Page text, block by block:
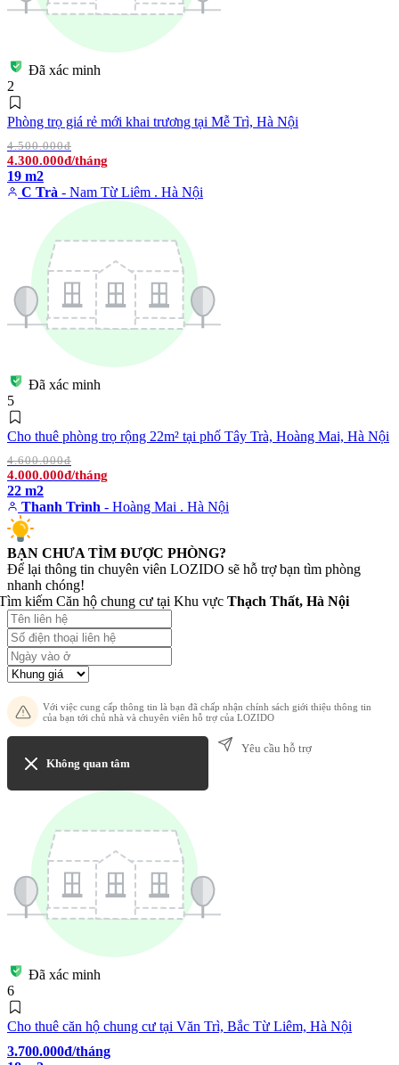
Đã xác minh
2
Phòng trọ giá rẻ mới khai trương tại Mễ Trì, Hà Nội
4.500.000đ
4.300.000đ/tháng
19 m2
C Trà - Nam Từ Liêm . Hà Nội
Đã xác minh
5
Cho thuê phòng trọ rộng 22m² tại phố Tây Trà, Hoàng Mai, Hà Nội
4.600.000đ
4.000.000đ/tháng
22 m2
Thanh Trình - Hoàng Mai . Hà Nội
BẠN CHƯA TÌM ĐƯỢC PHÒNG?
Để lại thông tin chuyên viên LOZIDO sẽ hỗ trợ bạn tìm phòng
nhanh chóng!
kiếm Căn hộ chung cư tại Khu vực Thạch Thất, Hà Nội
Với việc cung cấp thông tin là bạn đã chấp nhận chính sách giới thiệu thông tin
của bạn tới chủ nhà và chuyên viên hỗ trợ của LOZIDO
Không quan tâm
Yêu cầu hỗ trợ
Đã xác minh
6
Cho thuê căn hộ chung cư tại Văn Trì, Bắc Từ Liêm, Hà Nội
3.700.000đ/tháng